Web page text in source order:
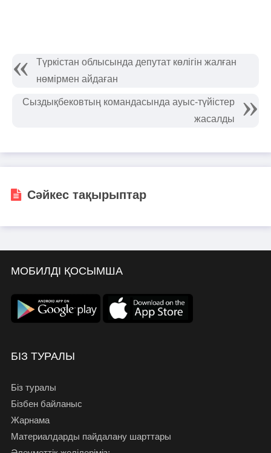
Түркістан облысында депутат көлігін жалған
нөмірмен айдаған
Сыздықбековтың командасында ауыс-түйістер
жасалды
Сәйкес тақырыптар
МОБИЛДІ ҚОСЫМША
БІЗ ТУРАЛЫ
Біз туралы
Бізбен байланыс
Жарнама
Материалдарды пайдалану шарттары